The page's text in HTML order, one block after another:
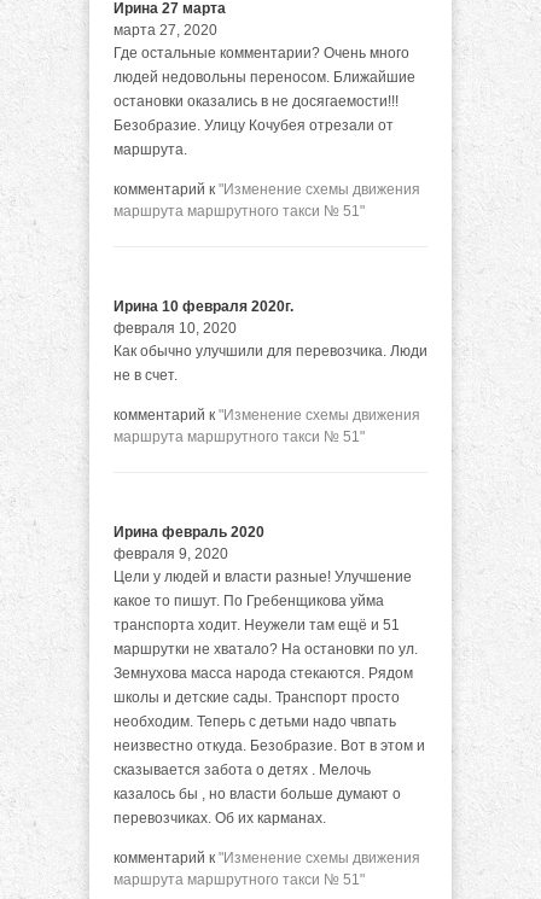
Ирина 27 марта
марта 27, 2020
Где остальные комментарии? Очень много
людей недовольны переносом. Ближайшие
остановки оказались в не досягаемости!!!
Безобразие. Улицу Кочубея отрезали от
маршрута.
комментарий к "Изменение схемы движения
маршрута маршрутного такси № 51"
Ирина 10 февраля 2020г.
февраля 10, 2020
Как обычно улучшили для перевозчика. Люди
не в счет.
комментарий к "Изменение схемы движения
маршрута маршрутного такси № 51"
Ирина февраль 2020
февраля 9, 2020
Цели у людей и власти разные! Улучшение
какое то пишут. По Гребенщикова уйма
транспорта ходит. Неужели там ещё и 51
маршрутки не хватало? На остановки по ул.
Земнухова масса народа стекаются. Рядом
школы и детские сады. Транспорт просто
необходим. Теперь с детьми надо чвпать
неизвестно откуда. Безобразие. Вот в этом и
сказывается забота о детях . Мелочь
казалось бы , но власти больше думают о
перевозчиках. Об их карманах.
комментарий к "Изменение схемы движения
маршрута маршрутного такси № 51"